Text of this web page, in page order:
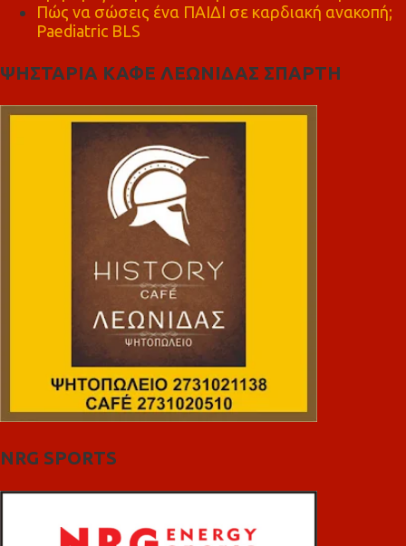
Πώς να σώσεις ένα ΠΑΙΔΙ σε καρδιακή ανακοπή;
Paediatric BLS
ΨΗΣΤΑΡΙΑ ΚΑΦΕ ΛΕΩΝΙΔΑΣ ΣΠΑΡΤΗ
NRG SPORTS